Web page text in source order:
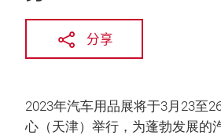
分享
2023年汽车用品展将于3月23至
心（天津）举行，为蓬勃发展的